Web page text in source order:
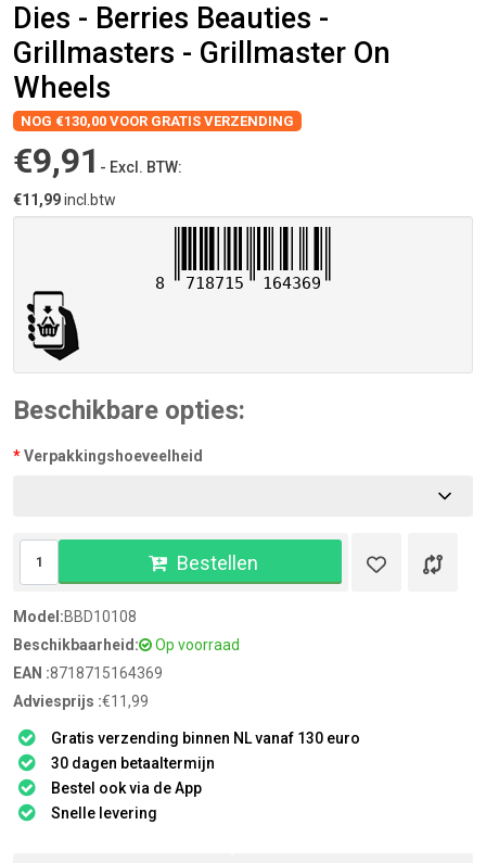
Dies - Berries Beauties -
Grillmasters - Grillmaster On
Wheels
NOG €130,00 VOOR GRATIS VERZENDING
€9,91 - Excl. BTW:
€11,99incl.btw
8 718715 164369
Beschikbare opties:
Verpakkingshoeveelheid
Bestellen
Model:BBD10108
Beschikbaarheid:
Op voorraad
EAN :8718715164369
Adviesprijs :€11,99
Gratis verzending binnen NL vanaf 130 euro
30 dagen betaaltermijn
Bestel ook via de App
Snelle levering